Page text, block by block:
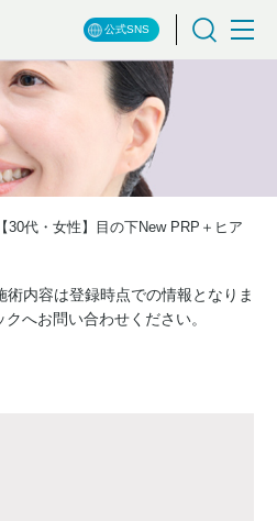
公式SNS
【30代・女性】目の下New PRP＋ヒア
内容は登録時点での情報となりま
へお問い合わせください。